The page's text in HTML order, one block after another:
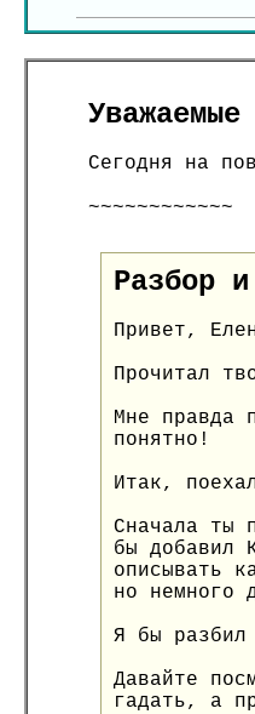
Сегодня на
~~~~~~~~~~~~
Разбор
Привет,
Прочитал
Мне правда
понятно!
Итак,
Сначала ты
бы добавил
описывать
но немного
Я бы разбил
Давайте
гадать, а